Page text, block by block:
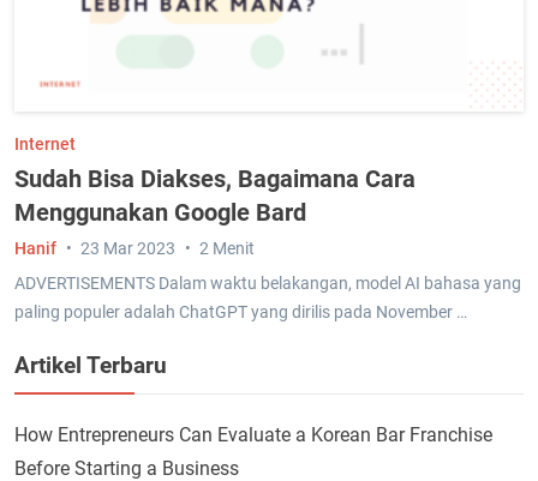
Internet
Sudah Bisa Diakses, Bagaimana Cara
Menggunakan Google Bard
ADVERTISEMENTS Dalam waktu belakangan, model AI bahasa yang
paling populer adalah ChatGPT yang dirilis pada November …
Hanif 23 Mar 2023 2 Menit
Artikel Terbaru
How Entrepreneurs Can Evaluate a Korean Bar Franchise
Before Starting a Business